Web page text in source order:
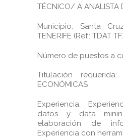
TÉCNICO/ A ANALISTA
Municipio: Santa
TENERIFE (Ref.: TDAT
Número de puestos a
Titulación requerida:
ECONÓMICAS
Experiencia:
datos y data
elaboración de
Experiencia con